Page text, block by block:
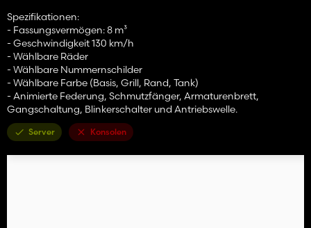
Spezifikationen:
- Fassungsvermögen: 8 m³
- Geschwindigkeit 130 km/h
- Wählbare Räder
- Wählbare Nummernschilder
- Wählbare Farbe (Basis, Grill, Rand, Tank)
- Animierte Federung, Schmutzfänger, Armaturenbrett,
Gangschaltung, Blinkerschalter und Antriebswelle.
Server Konsolen